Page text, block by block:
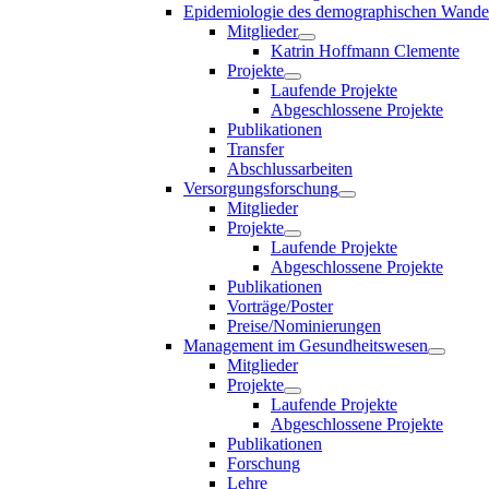
Epidemiologie des demographischen
Mitglieder
Katrin Hoffmann Clemente
Projekte
Laufende Projekte
Abgeschlossene Projekte
Publikationen
Transfer
Abschlussarbeiten
Versorgungsforschung
Mitglieder
Projekte
Laufende Projekte
Abgeschlossene Projekte
Publikationen
Vorträge/Poster
Preise/Nominierungen
Management im Gesundheitswesen
Mitglieder
Projekte
Laufende Projekte
Abgeschlossene Projekte
Publikationen
Forschung
Lehre